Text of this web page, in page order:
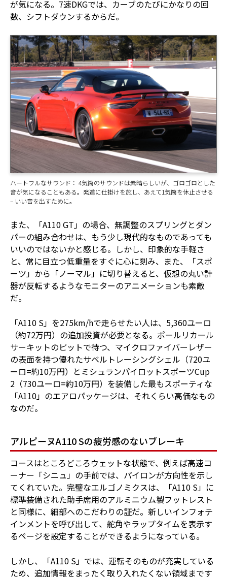
が気になる。7速DKGでは、カーブのたびにかなりの回
数、シフトダウンするからだ。
ハートフルなサウンド： 4気筒のサウンドは素晴らしいが、ゴロゴロとした
音が気になることもある。発進に仕掛けを施し、あえて1気筒を休止させる
– いい音を出すために。
また、「A110 GT」の場合、無調整のスプリングとダン
パーの組み合わせは、もう少し現代的なものであっても
いいのではないかと感じる。しかし、印象的な手軽さ
と、常に目立つ低重量をすぐに心に刻み、また、「スポ
ーツ」から「ノーマル」に切り替えると、仮想の丸い計
器が反転するようなモニターのアニメーションも素敵
だ。
「A110 S」を275km/hで走らせたい人は、5,360ユーロ
（約72万円）の追加投資が必要となる。ポールリカール
サーキットのピットで待つ、マイクロファイバーレザー
の表面を持つ優れたサベルトレーシングシェル（720ユ
ーロ=約10万円）とミシュランパイロットスポーツCup
2（730ユーロ=約10万円）を装備した最もスポーティな
「A110」のエアロパッケージは、それくらい高価なもの
なのだ。
アルピーヌA110 Sの疲労感のないブレーキ
コースはところどころウェットな状態で、例えば高速コ
ーナー「シニュ」の手前では、パイロンが方向性を示し
てくれていた。完璧なエルゴノミクスは、「A110 S」に
標準装備された助手席用のアルミニウム製フットレスト
と同様に、細部へのこだわりの証だ。新しいインフォテ
インメントを呼び出して、舵角やラップタイムを表示す
るページを設定することができるようになっている。
しかし、「A110 S」では、運転そのものが充実している
ため、追加情報をまったく取り入れたくない領域まです